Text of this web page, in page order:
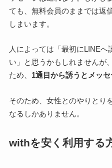
ても、無料会員のままでは返
しまいます。
人によっては「最初にLINE
い」と思うかもしれませんが
ため、 1通目から誘うとメッ
そのため、女性とのやりとり
なるしかありません。
withを安く利用する